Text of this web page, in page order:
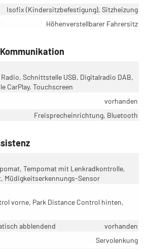
Isofix (Kindersitzbefestigung), Sitzheizung
Höhenverstellbarer Fahrersitz
Schnittstelle USB, Digitalradio DAB,
CarPlay, Touchscreen
vorhanden
Freisprecheinrichtung, Bluetooth
Tempomat mit Lenkradkontrolle,
Müdigkeitserkennungs-Sensor
vorne, Park Distance Control hinten,
abblendend
vorhanden
Servolenkung